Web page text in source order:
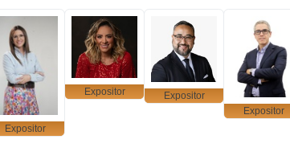
Expositor
Expositor
Expositor
Expositor